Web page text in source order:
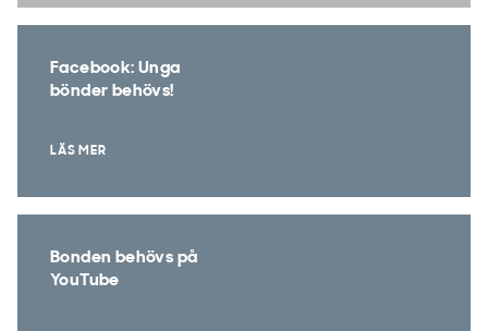
Facebook: Unga
bönder behövs!
LÄS MER
Bonden behövs på
YouTube